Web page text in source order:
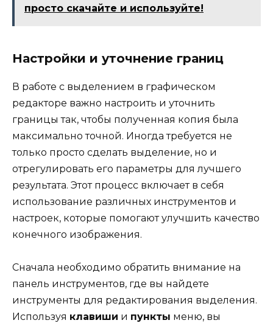
просто скачайте и используйте!
Настройки и уточнение границ
В работе с выделением в графическом
редакторе важно настроить и уточнить
границы так, чтобы полученная копия была
максимально точной. Иногда требуется не
только просто сделать выделение, но и
отрегулировать его параметры для лучшего
результата. Этот процесс включает в себя
использование различных инструментов и
настроек, которые помогают улучшить качество
конечного изображения.
Сначала необходимо обратить внимание на
панель инструментов, где вы найдете
инструменты для редактирования выделения.
Используя клавиши и пункты меню, вы